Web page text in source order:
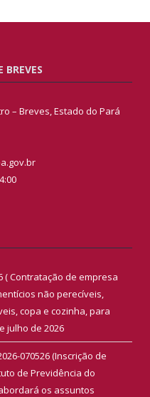
BREVES
– Breves, Estado do Pará
( Contratação de empresa
não perecíveis,
copa e cozinha, para
julho de 2026
070526 (Inscrição de
de Previdência do
os assuntos